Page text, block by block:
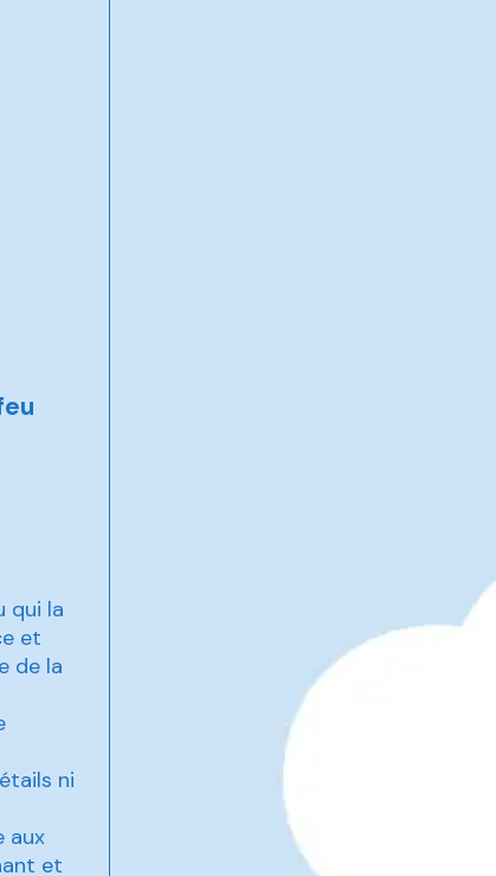
qui la
et
de la
ni
aux
et